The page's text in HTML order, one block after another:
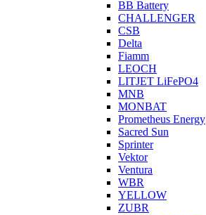
BB Battery
CHALLENGER
CSB
Delta
Fiamm
LEOCH
LITJET LiFePO4
MNB
MONBAT
Prometheus Energy
Sacred Sun
Sprinter
Vektor
Ventura
WBR
YELLOW
ZUBR